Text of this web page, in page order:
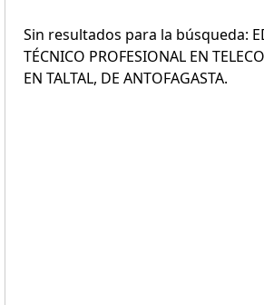
Sin resultados para la búsqueda:
TÉCNICO PROFESIONAL EN
EN TALTAL, DE ANTOFAGASTA.